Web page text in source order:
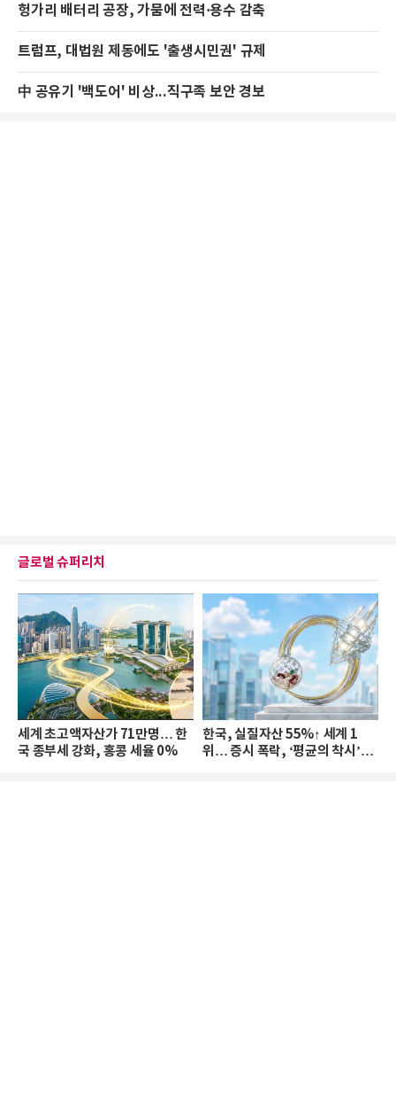
헝가리 배터리 공장, 가뭄에 전력·용수 감축
트럼프, 대법원 제동에도 '출생시민권' 규제
中 공유기 '백도어' 비상...직구족 보안 경보
글로벌 슈퍼리치
세계 초고액자산가 71만명… 한
국 종부세 강화, 홍콩 세율 0%
한국, 실질자산 55%↑ 세계 1
위… 증시 폭락, ‘평균의 착시’와